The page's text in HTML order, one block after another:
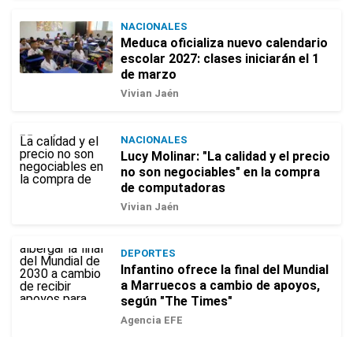
NACIONALES
Meduca oficializa nuevo calendario
escolar 2027: clases iniciarán el 1
de marzo
Vivian Jaén
NACIONALES
Lucy Molinar: "La calidad y el precio
no son negociables" en la compra
de computadoras
Vivian Jaén
DEPORTES
Infantino ofrece la final del Mundial
a Marruecos a cambio de apoyos,
según "The Times"
Agencia EFE